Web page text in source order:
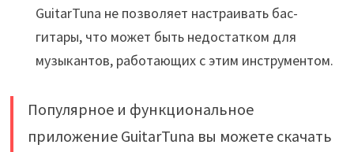
GuitarTuna не позволяет настраивать бас-
гитары, что может быть недостатком для
музыкантов, работающих с этим инструментом.
Популярное и функциональное
приложение GuitarTuna вы можете скачать